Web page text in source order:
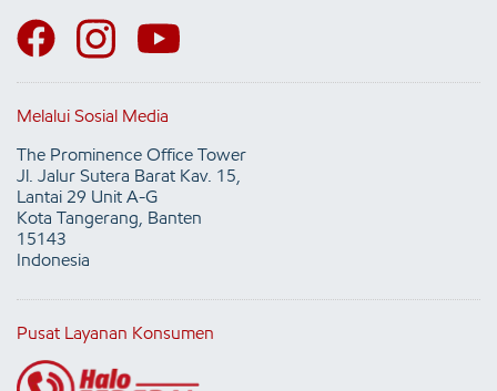
Melalui Sosial Media
The Prominence Office Tower
Jl. Jalur Sutera Barat Kav. 15,
Lantai 29 Unit A-G
Kota Tangerang, Banten
15143
Indonesia
Pusat Layanan Konsumen